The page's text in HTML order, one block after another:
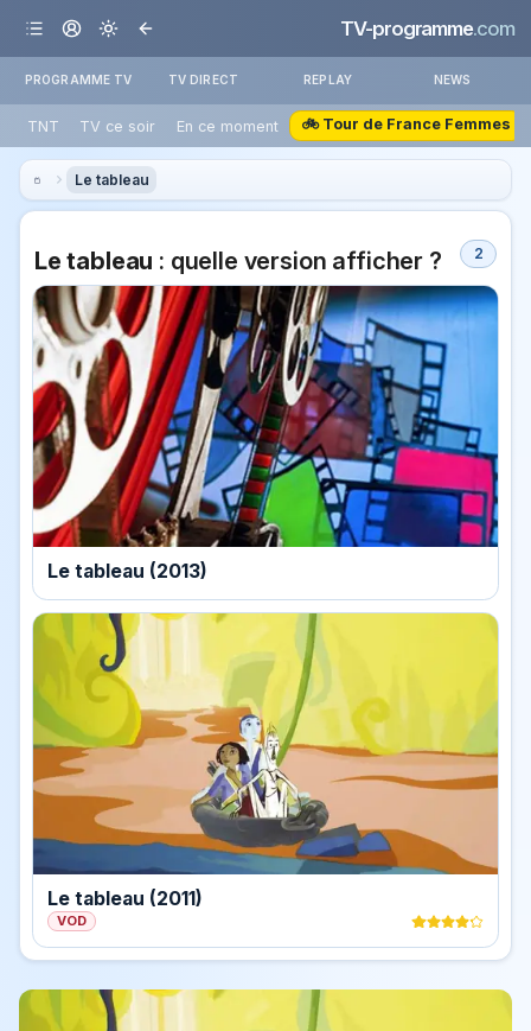
TV-programme.com
PROGRAMME TV TV DIRECT REPLAY NEWS
TNT TV ce soir En ce moment 🚲 Tour de France Femmes
Le tableau
Le tableau : quelle version afficher ? 2
Le tableau (2013)
Le tableau (2011)
VOD